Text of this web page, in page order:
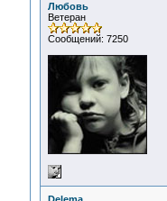
Любовь
Ветеран
Сообщений: 7250